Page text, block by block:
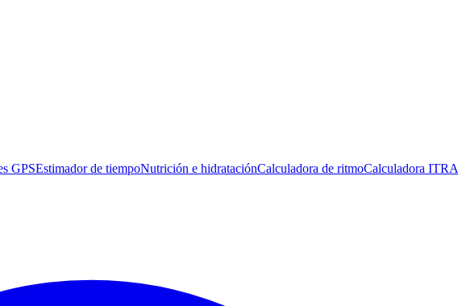
GPSEstimador de tiempoNutrición e hidrataciónCalculadora de ritmoCalculadora ITRA